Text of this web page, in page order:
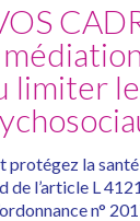
protégez la
de l’article L
n°